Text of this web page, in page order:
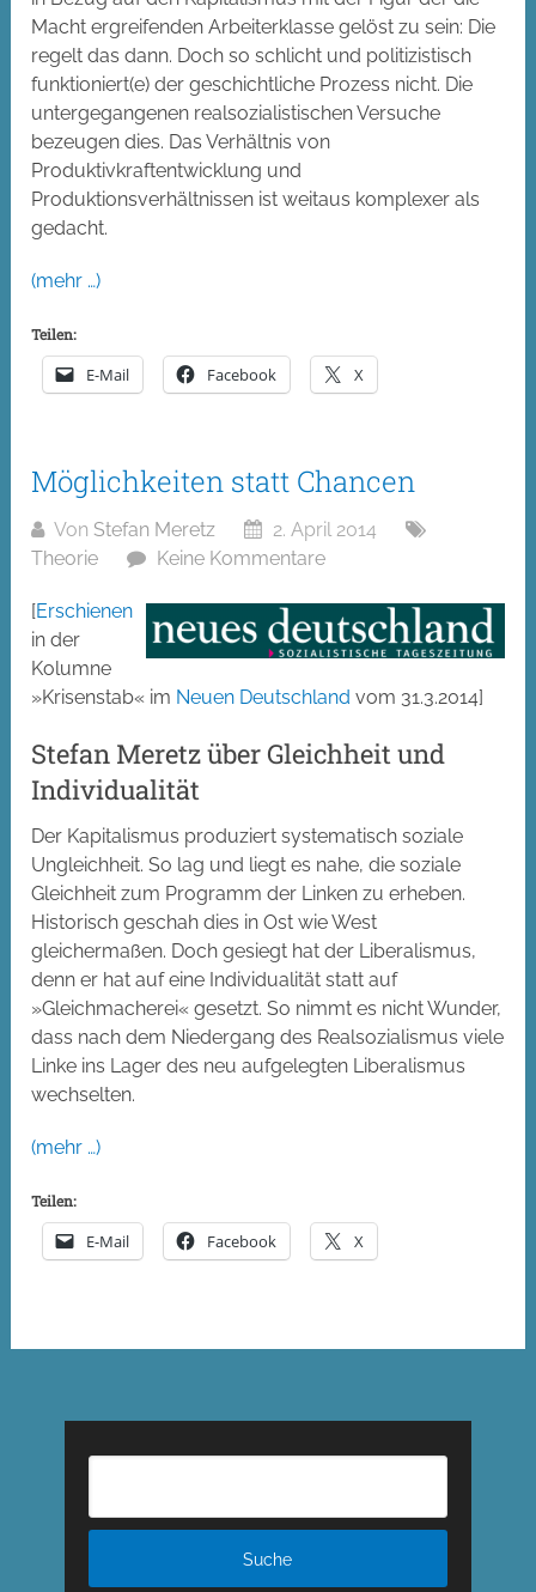
Macht ergreifenden Arbeiterklasse gelöst zu sein: Die
regelt das dann. Doch so schlicht und politizistisch
funktioniert(e) der geschichtliche Prozess nicht. Die
untergegangenen realsozialistischen Versuche
bezeugen dies. Das Verhältnis von
Produktivkraftentwicklung und
Produktionsverhältnissen ist weitaus komplexer als
gedacht.
(mehr …)
Teilen:
E-Mail Facebook X
Möglichkeiten statt Chancen
Von Stefan Meretz
2. April 2014
Theorie
Keine Kommentare
[Erschienen
in der
Kolumne
»Krisenstab« im Neuen Deutschland vom 31.3.2014]
Stefan Meretz über Gleichheit und
Individualität
Der Kapitalismus produziert systematisch soziale
Ungleichheit. So lag und liegt es nahe, die soziale
Gleichheit zum Programm der Linken zu erheben.
Historisch geschah dies in Ost wie West
gleichermaßen. Doch gesiegt hat der Liberalismus,
denn er hat auf eine Individualität statt auf
»Gleichmacherei« gesetzt. So nimmt es nicht Wunder,
dass nach dem Niedergang des Realsozialismus viele
Linke ins Lager des neu aufgelegten Liberalismus
wechselten.
(mehr …)
Teilen:
E-Mail Facebook X